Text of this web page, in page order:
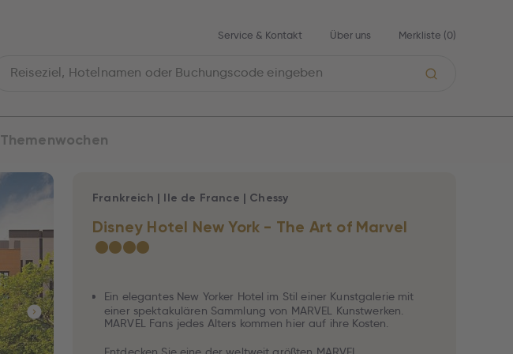
Service & Kontakt Über uns Merkliste (0)
Themenwochen
Disney Hotel New York - The Art of Marvel
★★★★
Frankreich | Ile de France | Chessy
Ein elegantes New Yorker Hotel im Stil einer Kunstgalerie mit
einer spektakulären Sammlung von MARVEL Kunstwerken.
MARVEL Fans jedes Alters kommen hier auf ihre Kosten.